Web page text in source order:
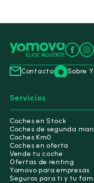
Contacto Sobre
Servicios
Coches en Stock
Coches de segunda
Coches Km0
Coches en oferta
Vende tu coche
Ofertas de renting
Yomovo para empresas
Seguros para ti y tu